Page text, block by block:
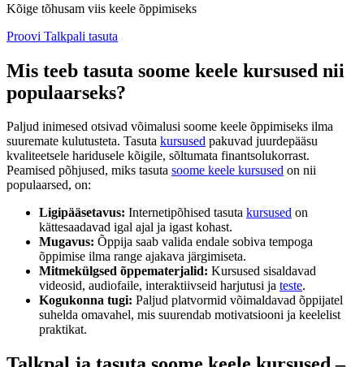
Kõige tõhusam viis keele õppimiseks
Proovi Talkpali tasuta
Mis teeb tasuta soome keele kursused nii
populaarseks?
Paljud inimesed otsivad võimalusi soome keele õppimiseks ilma
suuremate kulutusteta. Tasuta kursused pakuvad juurdepääsu
kvaliteetsele haridusele kõigile, sõltumata finantsolukorrast.
Peamised põhjused, miks tasuta soome keele kursused on nii
populaarsed, on:
Ligipääsetavus: Internetipõhised tasuta kursused on
kättesaadavad igal ajal ja igast kohast.
Mugavus: Õppija saab valida endale sobiva tempoga
õppimise ilma range ajakava järgimiseta.
Mitmekülgsed õppematerjalid: Kursused sisaldavad
videosid, audiofaile, interaktiivseid harjutusi ja teste.
Kogukonna tugi: Paljud platvormid võimaldavad õppijatel
suhelda omavahel, mis suurendab motivatsiooni ja keelelist
praktikat.